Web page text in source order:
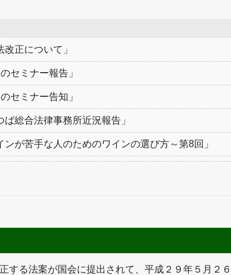
改正について」
のセミナー報告」
のセミナー告知」
ば総合法律事務所近況報告」
ンが苦手な人のためのワインの選び方～第8回」
する法案が国会に提出されて、平成２９年５月２